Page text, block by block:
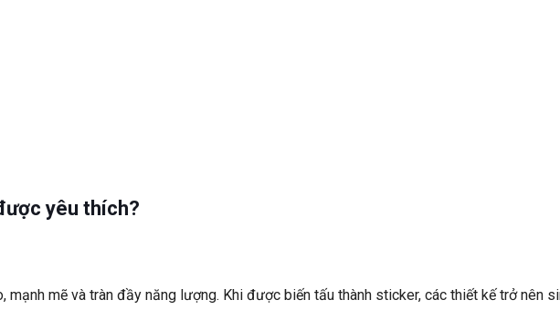
yêu thích?
mạnh mẽ và tràn đầy năng lượng. Khi được biến tấu thành sticker, các thiết kế trở nên